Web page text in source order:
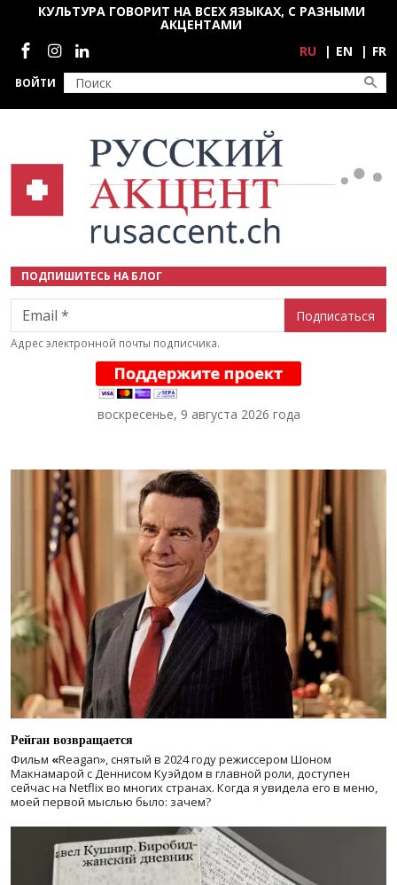
Перейти к основному содержанию
ВОЙТИ
КУЛЬТУРА ГОВОРИТ НА ВСЕХ ЯЗЫКАХ, С РАЗНЫМИ
АКЦЕНТАМИ
Социальные сети
RU EN FR
ПОДПИШИТЕСЬ НА БЛОГ
Email
Адрес электронной почты подписчика.
воскресенье, 9 августа 2026 года
Рейган возвращается
Фильм «Reagan», снятый в 2024 годурежиссером Шоном
Макнамарой с Деннисом Куэйдом в главной роли, доступен
сейчас на Netflix во многих странах. Когда я увидела его в меню,
моей первой мыслью было: зачем?